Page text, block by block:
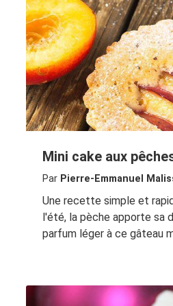
Mini cake aux
Par Pierre-Emmanuel
Une recette simple et
l'été, la pèche apporte sa
parfum léger à ce gâteau